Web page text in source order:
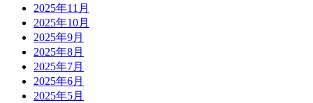
2025年11月
2025年10月
2025年9月
2025年8月
2025年7月
2025年6月
2025年5月